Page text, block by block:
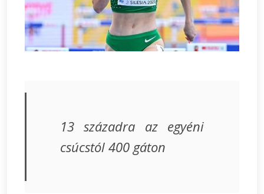
13 századra az egyéni
csúcstól 400 gáton